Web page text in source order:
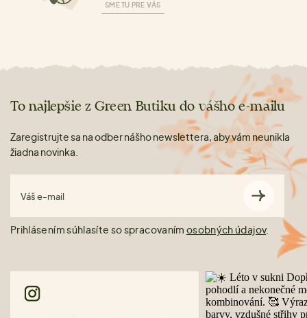
SME TU PRE VÁS
To najlepšie z Green Butiku do vášho e-mailu
Zaregistrujte sa na odber nášho newslettera, aby vám neunikla
žiadna novinka.
Váš e-mail
Prihlásením súhlasíte so spracovaním osobných údajov.